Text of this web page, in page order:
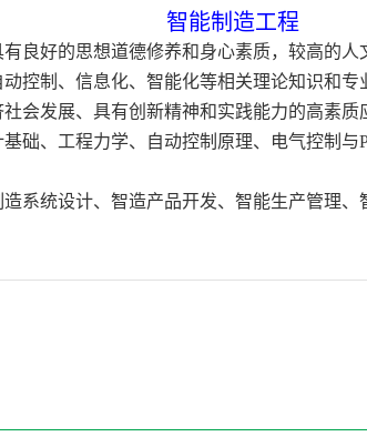
智能制造工程
良好的思想道德修养和身心素质，较高的
控制、信息化、智能化等相关理论知识和
会发展、具有创新精神和实践能力的高素质
础、工程力学、自动控制原理、电气控制与
系统设计、智造产品开发、智能生产管理